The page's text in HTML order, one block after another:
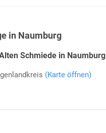
in Naumburg
Schmiede in Naumburg
(Karte öffnen)